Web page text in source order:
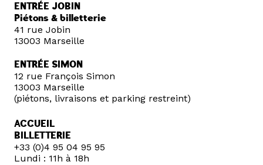
ENTRÉE JOBIN
Piétons & billetterie
41 rue Jobin
13003 Marseille
ENTRÉE SIMON
12 rue François Simon
13003 Marseille
(piétons, livraisons et parking restreint)
ACCUEIL
BILLETTERIE
+33 (0)4 95 04 95 95
Lundi : 11h à 18h